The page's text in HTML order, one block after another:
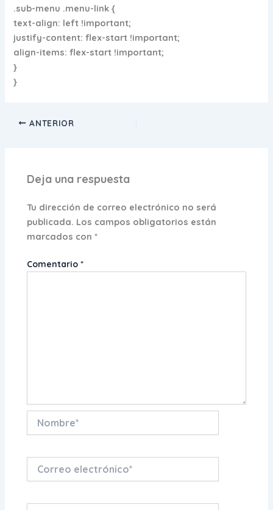
.sub-menu .menu-link {
text-align: left !important;
justify-content: flex-start !important;
align-items: flex-start !important;
}
}
ANTERIOR
Deja una respuesta
Tu dirección de correo electrónico no será
publicada. Los campos obligatorios están
marcados con*
Comentario*
electrónico*